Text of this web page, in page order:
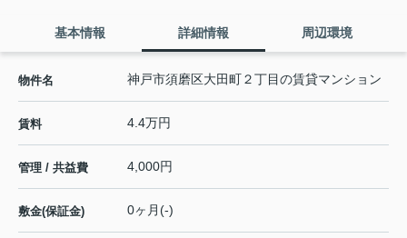
基本情報 詳細情報 周辺環境
物件名 神戸市須磨区大田町２丁目の賃貸マンション
賃料 4.4万円
管理 / 共益費 4,000円
敷金(保証金) 0ヶ月(-)